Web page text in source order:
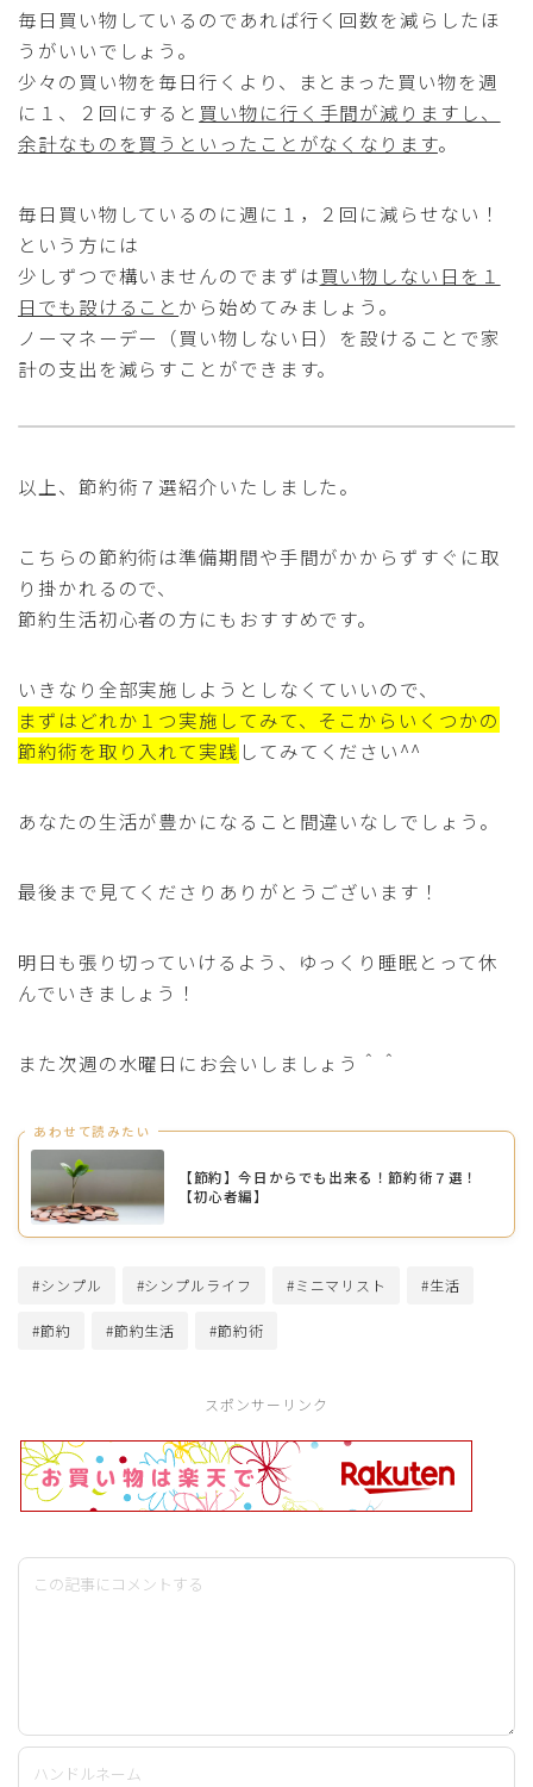
毎日買い物しているのであれば行く回数を減らしたほ
うがいいでしょう。
少々の買い物を毎日行くより、まとまった買い物を週
に１、２回にすると 買い物に行く手間が減りますし、
余計なものを買うといったことがなくなります。
毎日買い物しているのに週に１，２回に減らせない！
という方には
少しずつで構いませんのでまずは買い物しない日を１
日でも設けること から始めてみましょう。
ノーマネーデー（買い物しない日）を設けることで家
計の支出を減らすことができます。
以上、節約術７選紹介いたしました。
こちらの節約術は準備期間や手間がかからずすぐに取
り掛かれるので、
節約生活初心者の方にもおすすめです。
いきなり全部実施しようとしなくていいので、
まずはどれか１つ実施してみて、そこからいくつかの
節約術を取り入れて実践 してみてください^^
あなたの生活が豊かになること間違いなしでしょう。
最後まで見てくださりありがとうございます！
明日も張り切っていけるよう、ゆっくり睡眠とって休
んでいきましょう！
また次週の水曜日にお会いしましょう＾＾
あわせて読みたい
【節約】今日からでも出来る！節約術７選！
【初心者編】
#シンプル #シンプルライフ #ミニマリスト #生活
#節約 #節約生活 #節約術
スポンサーリンク